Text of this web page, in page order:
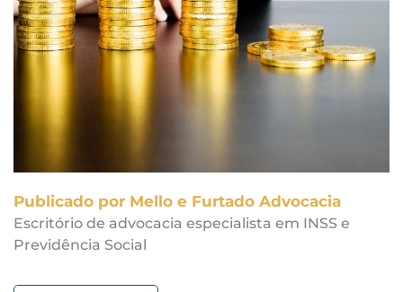
Publicado por Mello e Furtado Advocacia
Escritório de advocacia especialista em INSS e
Previdência Social